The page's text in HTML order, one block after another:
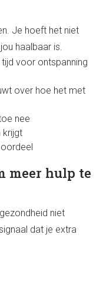
Je hoeft het niet
haalbaar is.
voor ontspanning
over hoe het met
nee
krijgt
meer hulp te
niet
dat je extra